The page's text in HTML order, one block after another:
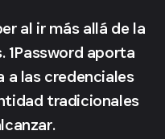
al ir más allá de la
1Password aporta
a las credenciales
tradicionales